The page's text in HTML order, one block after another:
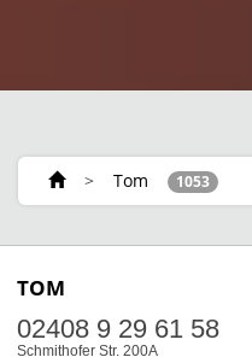
> Tom 1053
TOM
02408 9 29 61 58
Schmithofer Str. 200A